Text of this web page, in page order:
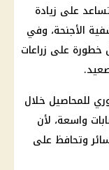
على زيادة
الأجنحة، وفي
خطورة على زراعات
للمحاصيل خلال
واسعة، لأن
وتحافظ على